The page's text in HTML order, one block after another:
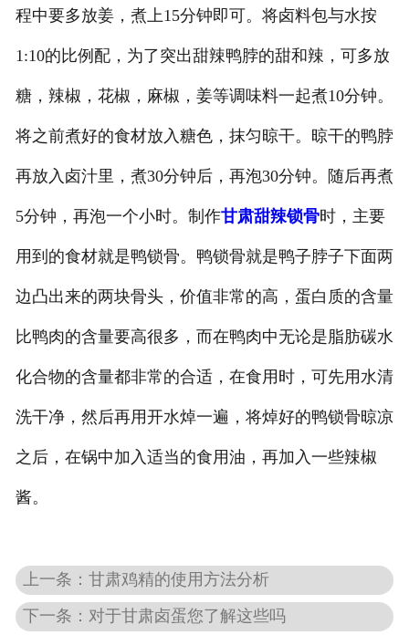
程中要多放姜，煮上15分钟即可。将卤料包与水按
1:10的比例配，为了突出甜辣鸭脖的甜和辣，可多放
糖，辣椒，花椒，麻椒，姜等调味料一起煮10分钟。
将之前煮好的食材放入糖色，抹匀晾干。晾干的鸭脖
再放入卤汁里，煮30分钟后，再泡30分钟。随后再煮
5分钟，再泡一个小时。制作甘肃甜辣锁骨时，主要
用到的食材就是鸭锁骨。鸭锁骨就是鸭子脖子下面两
边凸出来的两块骨头，价值非常的高，蛋白质的含量
比鸭肉的含量要高很多，而在鸭肉中无论是脂肪碳水
化合物的含量都非常的合适，在食用时，可先用水清
洗干净，然后再用开水焯一遍，将焯好的鸭锁骨晾凉
之后，在锅中加入适当的食用油，再加入一些辣椒
酱。
上一条：甘肃鸡精的使用方法分析
下一条：对于甘肃卤蛋您了解这些吗